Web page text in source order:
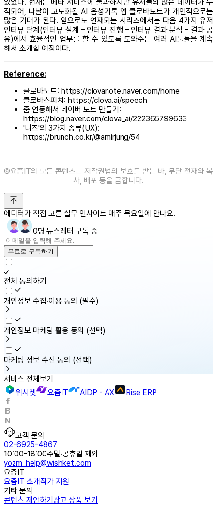
있었다. 현재는 베타 서비스에 불과하지만 유저들의 많은 데이터가 누
적되어, 나날이 고도화될 AI 음성기록 앱 클로바노트가 개인적으로는
많은 기대가 된다. 앞으로도 연재되는 시리즈에서는 다음 4가지 유저
인터뷰 단계(인터뷰 설계 – 인터뷰 진행 – 인터뷰 결과 분석 – 결과 공
유)에서 효율적인 업무를 할 수 있도록 도와주는 여러 AI툴들을 계속
해서 소개할 예정이다.
Reference:
클로바노트: https://clovanote.naver.com/home
클로바스피치: https://clova.ai/speech
줌 연동해서 네이버 노트 만들기:
https://blog.naver.com/clova_ai/222365799633
'니즈'의 3가지 종류(UX):
https://brunch.co.kr/@amirjung/54
©️요즘IT의 모든 콘텐츠는 저작권법의 보호를 받는 바, 무단 전재와 복
사, 배포 등을 금합니다.
에디터가 직접 고른 실무 인사이트 매주 목요일에 만나요.
0명 뉴스레터 구독 중
무료로 구독하기
전체 동의하기
개인정보 수집·이용 동의 (필수)
개인정보 마케팅 활용 동의 (선택)
마케팅 정보 수신 동의 (선택)
서비스 전체보기
위시켓
요즘IT AIDP - AX Rise ERP
고객 문의
02-6925-4867
10:00-18:00주말·공휴일 제외
yozm_help@wishket.com
요즘IT
요즘IT 소개작가 지원
기타 문의
콘텐츠 제안하기광고 상품 보기